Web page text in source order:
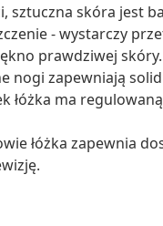
sztuczna skóra jest
- wystarczy
prawdziwej skóry.
nogi zapewniają
łóżka ma
łóżka zapewnia